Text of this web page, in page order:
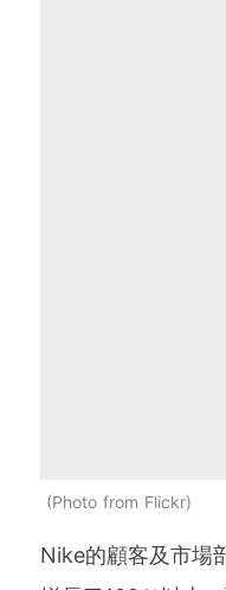
Photo from Flickr
Nike的顧客及市場